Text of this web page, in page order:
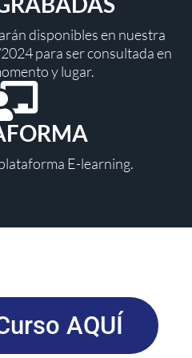
disponibles en nuestra
para ser consultada en
y lugar.
E-learning.
AQUÍ